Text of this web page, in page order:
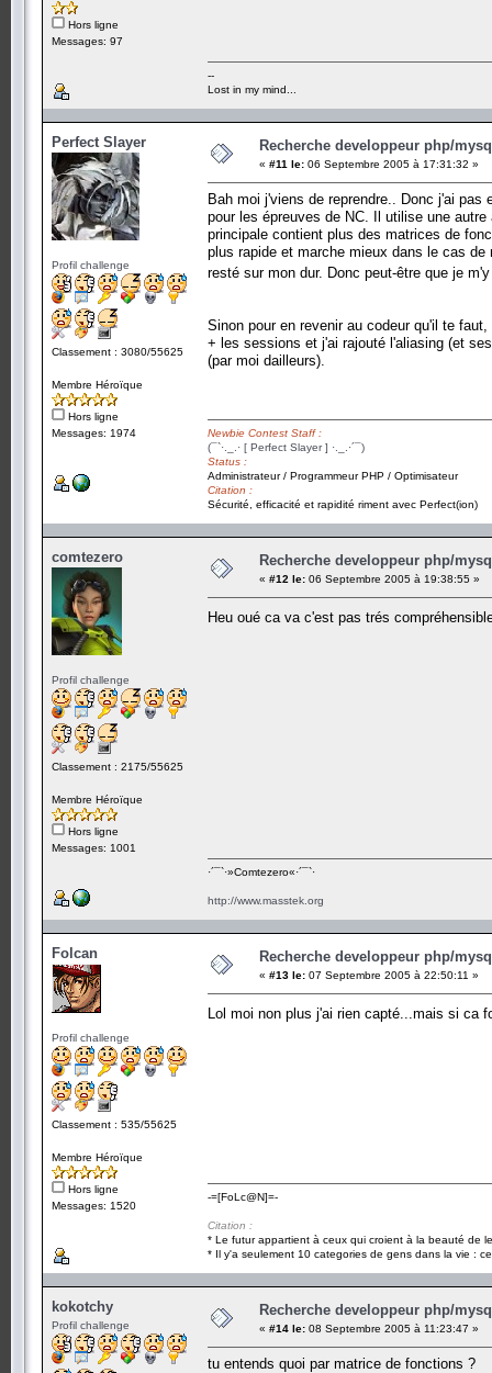
Hors ligne
Messages: 97
--
Lost in my mind...
Perfect Slayer
Profil challenge
Classement : 3080/55625
Membre Héroïque
Hors ligne
Messages: 1974
Recherche developpeur php/
« #11 le: 06 Septembre 2005 à 17:31:32 »
Bah moi j'viens de reprendre.. Donc j'ai
pour les épreuves de NC. Il utilise une
principale contient plus des matrices de
plus rapide et marche mieux dans le cas
resté sur mon dur. Donc peut-être que je
Sinon pour en revenir au codeur qu'il te
+ les sessions et j'ai rajouté l'aliasing (et
(par moi dailleurs).
Newbie Contest Staff :
(¯`·._.· [ Perfect Slayer ] ·._.·´¯)
Status :
Administrateur / Programmeur PHP / Optimisateur
Citation :
Sécurité, efficacité et rapidité riment avec Perfect(ion)
comtezero
Profil challenge
Classement : 2175/55625
Membre Héroïque
Hors ligne
Messages: 1001
Recherche developpeur php/
« #12 le: 06 Septembre 2005 à 19:38:55 »
Heu oué ca va c'est pas trés
·´¯`·­»Comtezero«­·´¯`·
http://www.masstek.org
Folcan
Profil challenge
Classement : 535/55625
Membre Héroïque
Hors ligne
Messages: 1520
Recherche developpeur php/
« #13 le: 07 Septembre 2005 à 22:50:11 »
Lol moi non plus j'ai rien capté...mais si ca
-=[FoLc@N]=-
Citation :
* Le futur appartient à ceux qui croient à la beauté de
* Il y'a seulement 10 categories de gens dans la vie :
kokotchy
Profil challenge
Recherche developpeur php/
« #14 le: 08 Septembre 2005 à 11:23:47 »
tu entends quoi par matrice de fonctions ?